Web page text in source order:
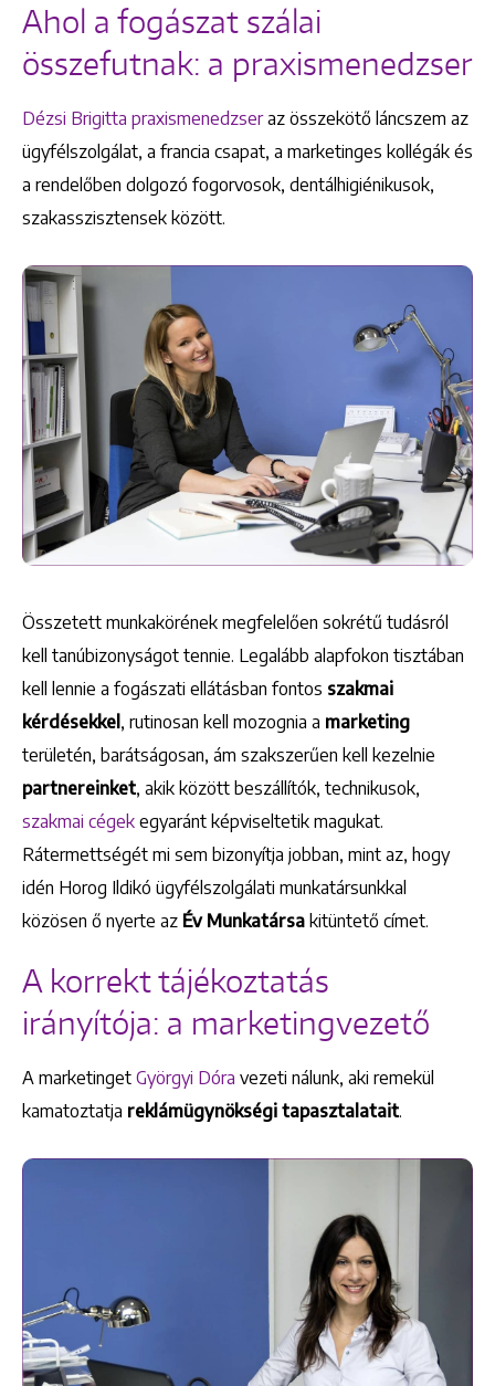
Ahol a fogászat szálai
összefutnak: a praxismenedzser
Dézsi Brigitta praxismenedzseraz összekötő láncszem az
ügyfélszolgálat, a francia csapat, a marketinges kollégák és
a rendelőben dolgozó fogorvosok, dentálhigiénikusok,
szakasszisztensek között.
Összetett munkakörének megfelelően sokrétű tudásról
kell tanúbizonyságot tennie. Legalább alapfokon tisztában
kell lennie a fogászati ellátásban fontos szakmai
kérdésekkel, rutinosan kell mozognia a marketing
területén, barátságosan, ám szakszerűen kell kezelnie
partnereinket, akik között beszállítók, technikusok,
szakmai cégek egyaránt képviseltetik magukat.
Rátermettségét mi sem bizonyítja jobban, mint az, hogy
idén Horog Ildikó ügyfélszolgálati munkatársunkkal
közösen ő nyerte az Év Munkatársa kitüntető címet.
A korrekt tájékoztatás
irányítója: a marketingvezető
A marketinget Györgyi Dóra vezeti nálunk, aki remekül
kamatoztatja reklámügynökségi tapasztalatait.